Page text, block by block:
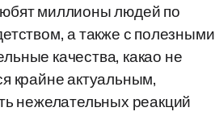
миллионы людей по
а также с полезными
качества, какао не
крайне актуальным,
нежелательных реакций